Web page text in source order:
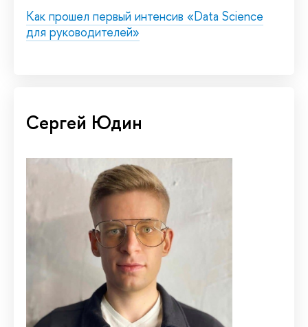
Как прошел первый интенсив «Data Science
для руководителей»
Сергей Юдин